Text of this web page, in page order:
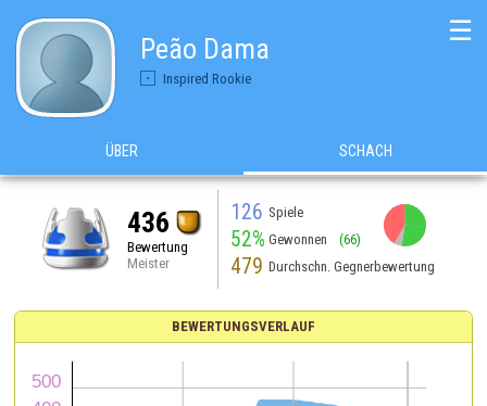
Peão Dama
Inspired Rookie
☰
ÜBER SCHACH
436
Bewertung
Meister
126 Spiele
52% Gewonnen (66)
479 Durchschn. Gegnerbewertung
BEWERTUNGSVERLAUF